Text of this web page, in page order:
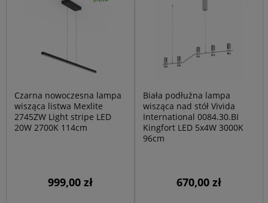
Czarna nowoczesna lampa
wisząca listwa Mexlite
2745ZW Light stripe LED
20W 2700K 114cm
999,00 zł
Biała podłużna lampa
wisząca nad stół Vivida
International 0084.30.BI
Kingfort LED 5x4W 3000K
96cm
670,00 zł